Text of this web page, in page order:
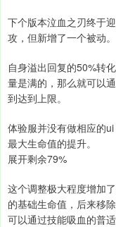
下个版本泣血之刃终于
攻，但新增了一个被动。
自身溢出回复的50%转
量是满的，那么就可以
到达到上限。
体验服并没有做相应的
最大生命值的提升。
展开剩余79%
这个调整极大程度增加
的基础生命值，后来移
可以通过技能吸血的普